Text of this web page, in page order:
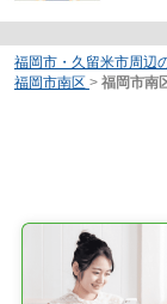
福岡市・久留米市周辺
福岡市南区 > 福岡市南